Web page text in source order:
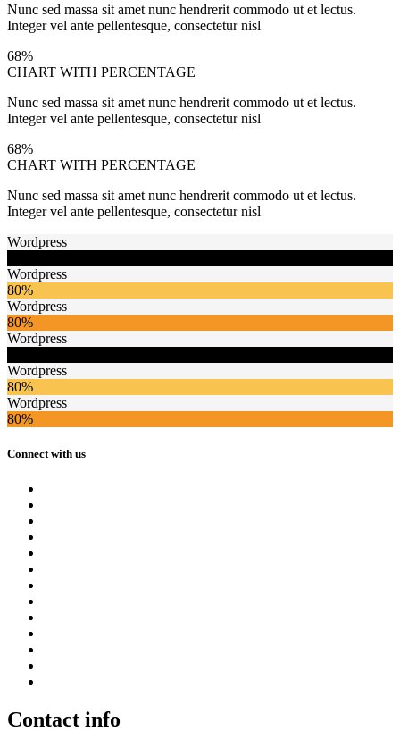
Nunc sed massa sit amet nunc hendrerit commodo ut et lectus.
Integer vel ante pellentesque, consectetur nisl
68%
CHART WITH PERCENTAGE
Nunc sed massa sit amet nunc hendrerit commodo ut et lectus.
Integer vel ante pellentesque, consectetur nisl
68%
CHART WITH PERCENTAGE
Nunc sed massa sit amet nunc hendrerit commodo ut et lectus.
Integer vel ante pellentesque, consectetur nisl
Wordpress
Wordpress
80%
Wordpress
80%
Wordpress
Wordpress
80%
Wordpress
80%
Connect with us
Contact info